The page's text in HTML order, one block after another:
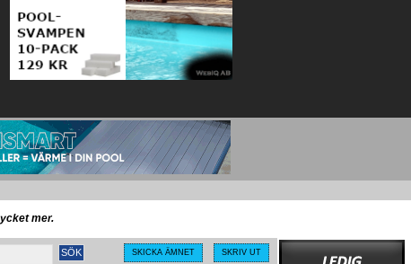
mer.
SKICKA ÄMNET SKRIV UT